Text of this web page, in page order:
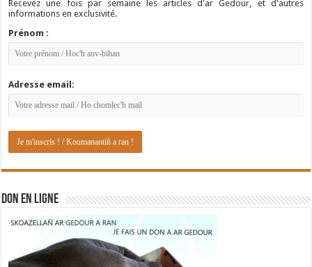
Recevez une fois par semaine les articles d'ar Gedour, et d'autres
informations en exclusivité.
Prénom :
Adresse email:
DON EN LIGNE